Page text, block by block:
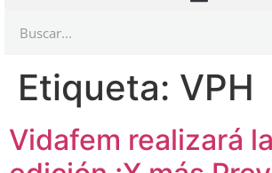
Etiqueta: VPH
Vidafem realizará